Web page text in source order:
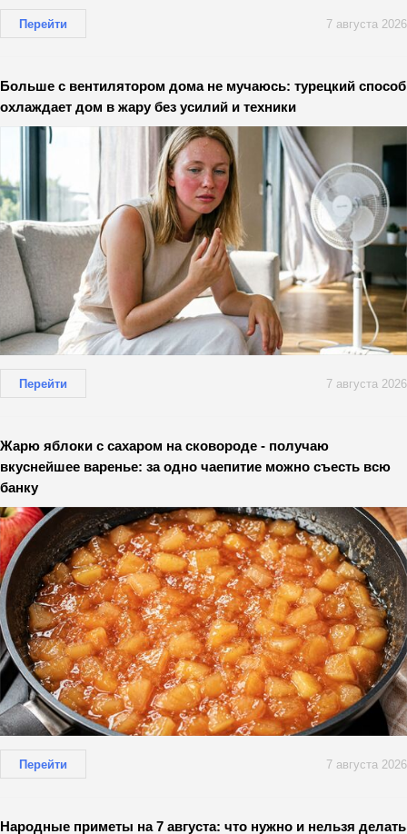
Перейти 7 августа 2026
Больше с вентилятором дома не мучаюсь: турецкий способ
охлаждает дом в жару без усилий и техники
Перейти 7 августа 2026
Жарю яблоки с сахаром на сковороде - получаю
вкуснейшее варенье: за одно чаепитие можно съесть всю
банку
Перейти 7 августа 2026
Народные приметы на 7 августа: что нужно и нельзя делать